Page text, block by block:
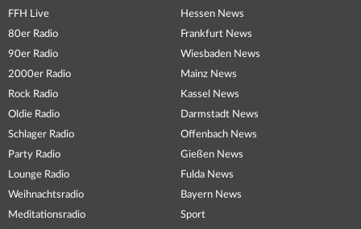
FFH Live
80er Radio
90er Radio
2000er Radio
Rock Radio
Oldie Radio
Schlager Radio
Party Radio
Lounge Radio
Weihnachtsradio
Meditationsradio
Hessen News
Frankfurt News
Wiesbaden News
Mainz News
Kassel News
Darmstadt News
Offenbach News
Gießen News
Fulda News
Bayern News
Sport